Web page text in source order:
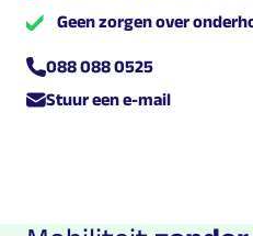
Wat zijn de kosten?
De kosten voor leasen zijn
totale kosten zijn inclusief
Geen zorgen over
088 088 0525
Stuur een e-mail